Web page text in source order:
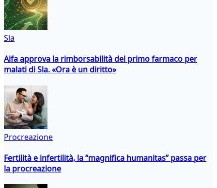
Sla
Aifa approva la rimborsabilità del primo farmaco per
malati di Sla. «Ora è un diritto»
Procreazione
Fertilità e infertilità, la “magnifica humanitas” passa per
la procreazione